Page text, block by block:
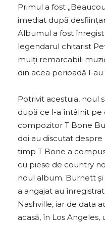
Primul a fost
imediat după
Albumul a fost
legendarul chitarist
mulți remarcabili
din acea perioadă l-
Potrivit acestuia, noul
după ce l-a întâlnit
compozitor T Bone
doi au discutat
timp T Bone a
cu piese de country
noul album. Burnett
a angajat au
Nashville, iar de data
acasă, în Los Angeles,